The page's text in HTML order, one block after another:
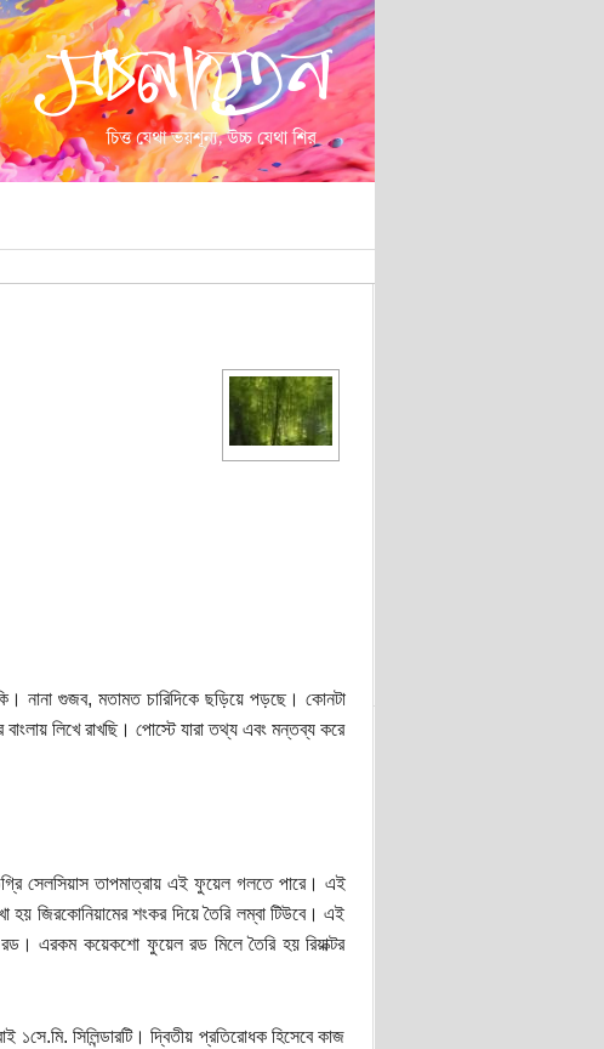
নানা গুজব, মতামত চারিদিকে ছড়িয়ে পড়ছে। কোনটা
লিখে রাখছি। পোস্টে যারা তথ্য এবং মন্তব্য করে
সেলসিয়াস তাপমাত্রায় এই ফুয়েল গলতে পারে। এই
হয় জিরকোনিয়ামের শংকর দিয়ে তৈরি লম্বা টিউবে। এই
এরকম কয়েকশো ফুয়েল রড মিলে তৈরি হয় রিয়াক্টর
সিলিন্ডারটি। দ্বিতীয় প্রতিরোধক হিসেবে কাজ